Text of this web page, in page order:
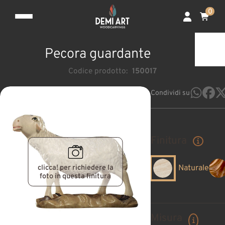
0
Pecora guardante
Codice prodotto: 150017
clicca! per richiedere la
foto in questa finitura
Condividi su
Naturale